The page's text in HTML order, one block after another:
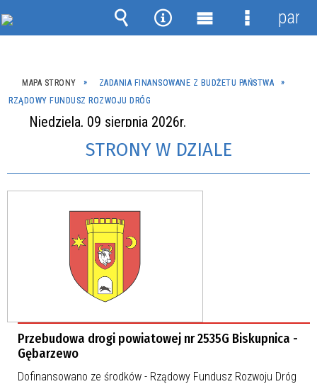
Niedziela, 09 sierpnia 2026r.
MAPA STRONY
ZADANIA FINANSOWANE Z BUDŻETU PAŃSTWA
RZĄDOWY FUNDUSZ ROZWOJU DRÓG
STRONY W DZIALE
Przebudowa drogi powiatowej nr 2535G Biskupnica -
Gębarzewo
Dofinansowano ze środków - Rządowy Fundusz Rozwoju Dróg
Wyszukiwarka
Narzędzia
Menu Menu
panel